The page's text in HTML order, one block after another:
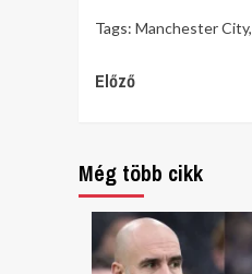
Tags: Manchester City,
Continue
Előző
Még több cikk